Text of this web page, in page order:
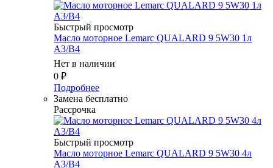
Быстрый просмотр
Масло мотоpное Lemarc QUALARD 9 5W30 1л
A3/B4
Нет в наличии
0 ₽
Подробнее
Замена бесплатно
Рассрочка
Быстрый просмотр
Масло мотоpное Lemarc QUALARD 9 5W30 4л
A3/B4